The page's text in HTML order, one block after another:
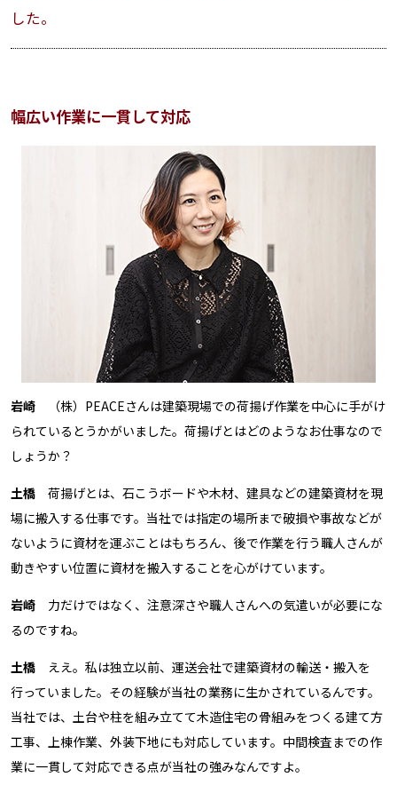
した。
幅広い作業に一貫して対応
岩崎 （株）PEACEさんは建築現場での荷揚げ作業を中心に手がけ
られているとうかがいました。荷揚げとはどのようなお仕事なので
しょうか？
土橋 荷揚げとは、石こうボードや木材、建具などの建築資材を現
場に搬入する仕事です。当社では指定の場所まで破損や事故などが
ないように資材を運ぶことはもちろん、後で作業を行う職人さんが
動きやすい位置に資材を搬入することを心がけています。
岩崎 力だけではなく、注意深さや職人さんへの気遣いが必要にな
るのですね。
土橋 ええ。私は独立以前、運送会社で建築資材の輸送・搬入を
行っていました。その経験が当社の業務に生かされているんです。
当社では、土台や柱を組み立てて木造住宅の骨組みをつくる建て方
工事、上棟作業、外装下地にも対応しています。中間検査までの作
業に一貫して対応できる点が当社の強みなんですよ。